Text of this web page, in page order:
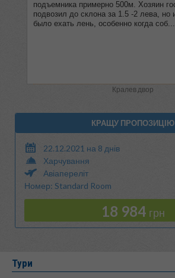
Кралев двор
КРАЩУ ПРОПОЗИЦІЮ
22.12.2021 на 8 днів
Харчування
Авіапереліт
Номер: Standard Room
18 984 грн
Тури